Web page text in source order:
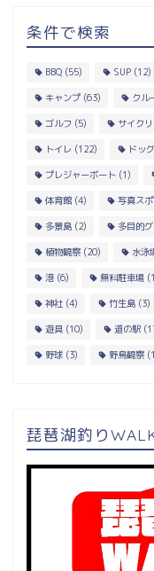
条件で検索
BBQ (55) SUP (12)
キャンプ (63) クル
ゴルフ (5) サイク
トイレ (122) ドッ
プレジャーボート (1)
体育館 (4) 写真ス
多景島 (2) 多目的
植物観察 (20) 水泳
港 (6) 無料駐車場
神社 (4) 竹生島 (3)
遊具 (10) 道の駅
野球 (3) 野鳥観察
琵琶湖釣り